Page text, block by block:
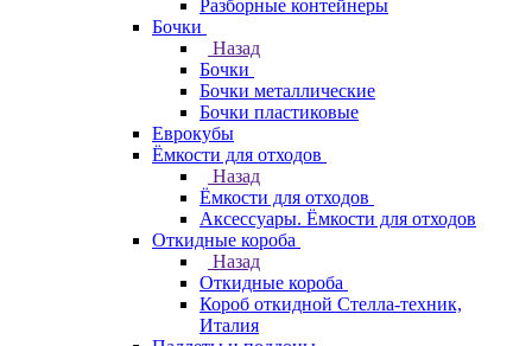
Разборные контейнеры
Бочки
Назад
Бочки
Бочки металлические
Бочки пластиковые
Еврокубы
Ёмкости для отходов
Назад
Ёмкости для отходов
Аксессуары. Ёмкости для отходов
Откидные короба
Назад
Откидные короба
Короб откидной Стелла-техник,
Италия